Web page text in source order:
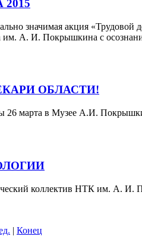
значимая акция
им. А. И. Покрышкина с
ОБЛАСТИ!
26 марта в Музее А.И.
коллектив НТК им. А.
| Конец